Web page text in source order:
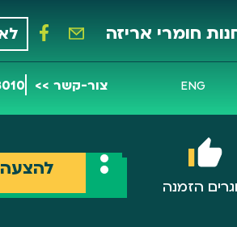
חומרי אריזה
ENG צור-קשר >>
הזמנה
להצעה